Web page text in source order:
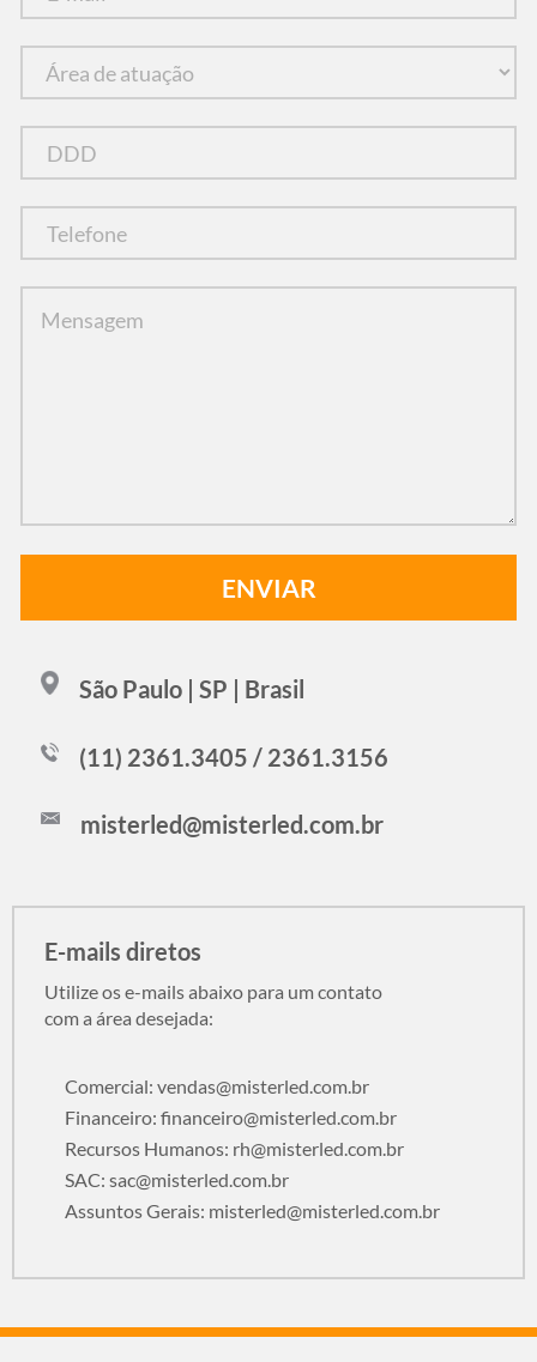
São Paulo | SP | Brasil
(11) 2361.3405 / 2361.3156
misterled@misterled.com.br
E-mails diretos
Utilize os e-mails abaixo para um contato
com a área desejada:
Comercial: vendas@misterled.com.br
Financeiro: financeiro@misterled.com.br
Recursos Humanos: rh@misterled.com.br
SAC: sac@misterled.com.br
Assuntos Gerais: misterled@misterled.com.br